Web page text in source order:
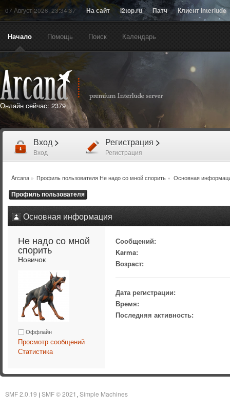
07 Август 2026, 23:34:37 На сайт l2top.ru Патч Клиент Interlude
Начало Помощь Поиск Календарь
Онлайн сейчас: 2379
Вход >
Вход
Регистрация >
Регистрация
Arcana» Профиль пользователя Не надо со мной спорить » Основная
Профиль пользователя
Основная информация
Не надо со мной
спорить
Новичок
Оффлайн
Просмотр сообщений
Статистика
Сообщений:
Karma:
Возраст:
Дата регистрации:
Время:
Последняя активность:
SMF 2.0.19 | SMF © 2021 Simple Machines